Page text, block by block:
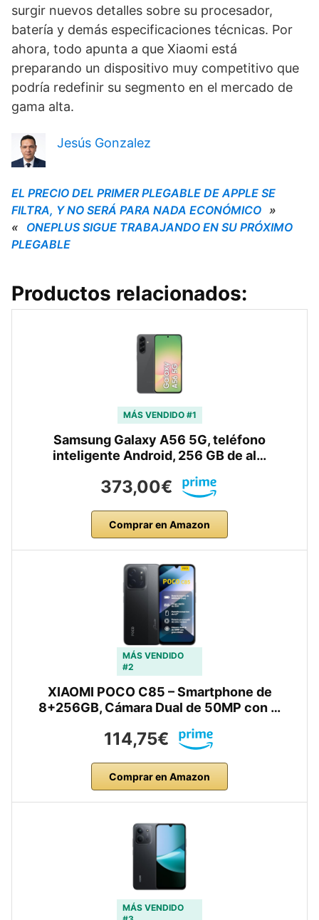
surgir nuevos detalles sobre su procesador,
batería y demás especificaciones técnicas. Por
ahora, todo apunta a que Xiaomi está
preparando un dispositivo muy competitivo que
podría redefinir su segmento en el mercado de
gama alta.
Jesús Gonzalez
EL PRECIO DEL PRIMER PLEGABLE DE APPLE SE
FILTRA, Y NO SERÁ PARA NADA ECONÓMICO »
«
ONEPLUS SIGUE TRABAJANDO EN SU PRÓXIMO
PLEGABLE
Productos relacionados:
MÁS VENDIDO #1
Samsung Galaxy A56 5G, teléfono
inteligente Android, 256 GB de al…
373,00€
Comprar en Amazon
MÁS VENDIDO
#2
XIAOMI POCO C85 – Smartphone de
8+256GB, Cámara Dual de 50MP con …
114,75€
Comprar en Amazon
MÁS VENDIDO